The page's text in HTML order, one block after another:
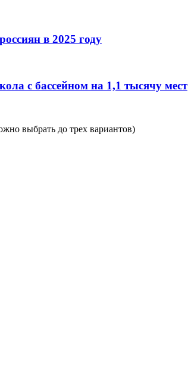
в 2025 году
с бассейном на 1,1 тысячу мест
выбрать до трех вариантов)